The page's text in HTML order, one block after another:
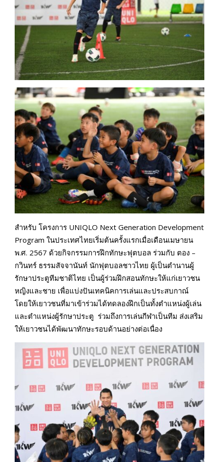
สำหรับ โครงการ UNIQLO Next Generation Development
Program ในประเทศไทยเริ่มต้นครั้งแรกเมื่อเดือนเมษายน
พ.ศ. 2567 ด้วยกิจกรรมการฝึกทักษะฟุตบอล ร่วมกับ ตอง –
กวินทร์ ธรรมสัจจานันท์ นักฟุตบอลชาวไทย ผู้เป็นตำนานผู้
รักษาประตูทีมชาติไทย เป็นผู้ร่วมฝึกสอนทักษะให้แก่เยาวชน
หญิงและชาย เพื่อแบ่งปันเทคนิคการเล่นและประสบกาณ์
โดยให้เยาวชนที่มาเข้าร่วมได้ทดลองฝึกเป็นทั้งตำแหน่งผู้เล่น
และตำแหน่งผู้รักษาประตู ร่วมถึงการเล่นกีฬาเป็นทีม ส่งเสริม
ให้เยาวชนได้พัฒนาทักษะรอบด้านอย่างต่อเนื่อง